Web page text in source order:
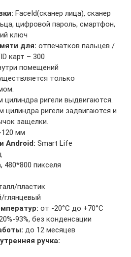
FaceId(сканер лица), сканер
цифровой пароль, смартфон,
ключ
для: отпечатков пальцев /
карт – 300
помещений
только
цилиндра ригели выдвигаются.
цилиндра ригели задвигаются и
защелки.
мм
Android: Smart Life
480*800 пикселя
пластик
глянцевый
от -20°C до +70°C
93%, без конденсации
до 12 месяцев
ручка: